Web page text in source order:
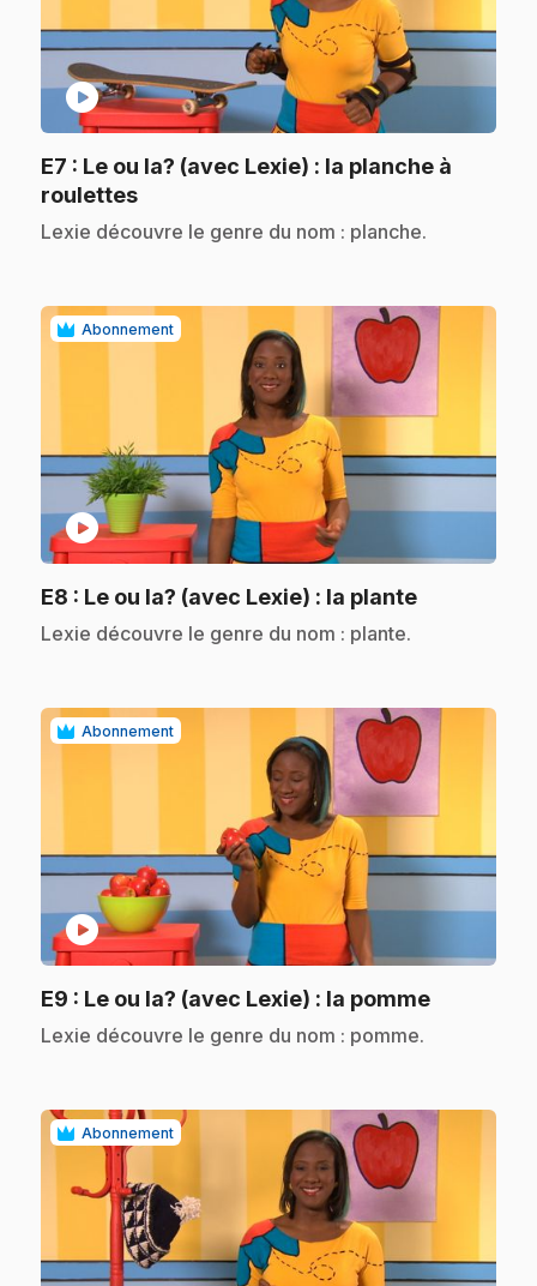
play_circle
E7 : Le ou la? (avec Lexie) : la planche à
roulettes.
.Lexie découvre le genre du nom : planche.
Abonnement
play_circle
E8 : Le ou la? (avec Lexie) : la plante.
.Lexie découvre le genre du nom : plante.
Abonnement
play_circle
E9 : Le ou la? (avec Lexie) : la pomme.
.Lexie découvre le genre du nom : pomme.
Abonnement